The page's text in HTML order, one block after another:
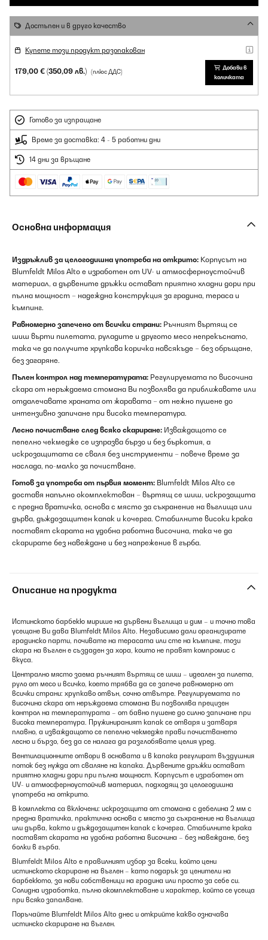
Достъпен и в друго качество
Купете този продукт разопакован
179,00 € (350,09 лв.) (плюс ДДС)
Добави в
количката
Готово за изпращане
Време за доставка: 4 - 5 работни дни
14 дни за връщане
Основна информация
Издръжлив за целогодишна употреба на открито: Корпусът на
Blumfeldt Milos Alto е изработен от UV- и атмосферноустойчив
материал, а дървените дръжки остават приятно хладни дори при
пълна мощност – надеждна конструкция за градина, тераса и
къмпинг.
Равномерно запечено от всички страни: Ръчният въртящ се
шиш върти пилетата, руладите и другото месо непрекъснато,
така че да получите хрупкава коричка навсякъде – без обръщане,
без загаряне.
Пълен контрол над температурата: Регулируемата по височина
скара от неръждаема стомана Ви позволява да приближавате или
отдалечавате храната от жаравата – от нежно пушене до
интензивно запичане при висока температура.
Лесно почистване след всяко скариране: Изваждащото се
пепелно чекмедже се изпразва бързо и без бъркотия, а
искрозащитата се сваля без инструменти – повече време за
наслада, по-малко за почистване.
Готов за употреба от първия момент: Blumfeldt Milos Alto се
доставя напълно окомплектован – въртящ се шиш, искрозащита
с предна вратичка, основа с място за съхранение на въглища или
дърва, дъждозащитен капак и кочерга. Стабилните високи крака
поставят скарата на удобна работна височина, така че да
скарирате без навеждане и без напрежение в гърба.
Описание на продукта
Истинското барбекю мирише на дървени въглища и дим – и точно това
усещане Ви дава Blumfeldt Milos Alto. Независимо дали организирате
градинско парти, почивате на терасата или сте на къмпинг, този
скара на въглен е създаден за хора, които не правят компромис с
вкуса.
Централно място заема ръчният въртящ се шиш – идеален за пилета,
руло от месо и всичко, което трябва да се запече равномерно от
всички страни: хрупкаво отвън, сочно отвътре. Регулируемата по
височина скара от неръждаема стомана Ви позволява прецизен
контрол на температурата – от бавно пушене до силно запичане при
висока температура. Пружинираният капак се отваря и затваря
плавно, а изваждащото се пепелно чекмедже прави почистването
лесно и бързо, без да се налага да разглобявате целия уред.
Вентилационните отвори в основата и в капака регулират въздушния
поток без нужда от сваляне на капака. Дървените дръжки остават
приятно хладни дори при пълна мощност. Корпусът е изработен от
UV- и атмосферноустойчив материал, подходящ за целогодишна
употреба на открито.
В комплекта са включени: искрозащита от стомана с дебелина 2 мм с
предна вратичка, практична основа с място за съхранение на въглища
или дърва, както и дъждозащитен капак с кочерга. Стабилните крака
поставят скарата на удобна работна височина – без навеждане, без
болки в гърба.
Blumfeldt Milos Alto е правилният избор за всеки, който цени
истинското скариране на въглен – като подарък за ценители на
барбекюто, за нови собственици на градина или просто за себе си.
Солидна изработка, пълно окомплектоване и характер, който се усеща
при всяко запалване.
Поръчайте Blumfeldt Milos Alto днес и открийте какво означава
истинско скариране на въглен.